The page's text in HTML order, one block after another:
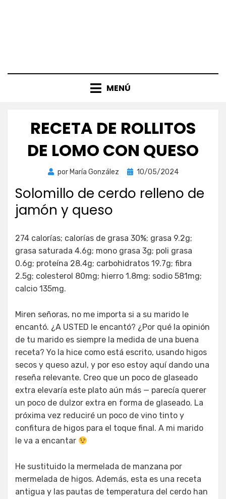
MENÚ
RECETA DE ROLLITOS
DE LOMO CON QUESO
por María González
Publicada
10/05/2024
Solomillo de cerdo relleno de
jamón y queso
274 calorías; calorías de grasa 30%; grasa 9.2g;
grasa saturada 4.6g; mono grasa 3g; poli grasa
0.6g; proteína 28.4g; carbohidratos 19.7g; fibra
2.5g; colesterol 80mg; hierro 1.8mg; sodio 581mg;
calcio 135mg.
Miren señoras, no me importa si a su marido le
encantó. ¿A USTED le encantó? ¿Por qué la opinión
de tu marido es siempre la medida de una buena
receta? Yo la hice como está escrito, usando higos
secos y queso azul, y por eso estoy aquí dando una
reseña relevante. Creo que un poco de glaseado
extra elevaría este plato aún más — parecía querer
un poco de dulzor extra en forma de glaseado. La
próxima vez reduciré un poco de vino tinto y
confitura de higos para el toque final. A mi marido
le va a encantar
He sustituido la mermelada de manzana por
mermelada de higos. Además, esta es una receta
antigua y las pautas de temperatura del cerdo han